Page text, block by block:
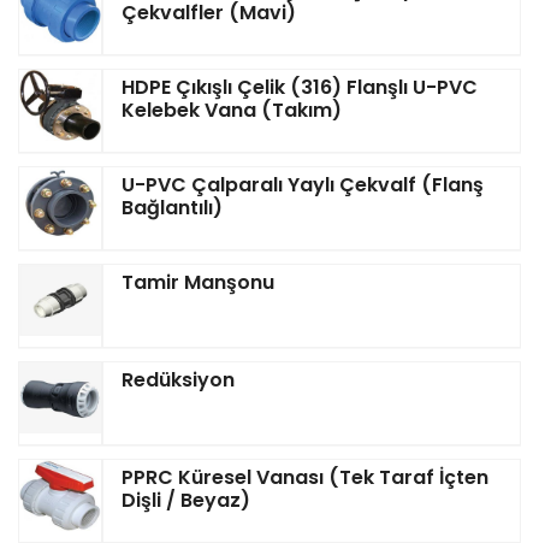
Çekvalfler (Mavi)
HDPE Çıkışlı Çelik (316) Flanşlı U-PVC
Kelebek Vana (Takım)
U-PVC Çalparalı Yaylı Çekvalf (Flanş
Bağlantılı)
Tamir Manşonu
Redüksiyon
PPRC Küresel Vanası (Tek Taraf İçten
Dişli / Beyaz)